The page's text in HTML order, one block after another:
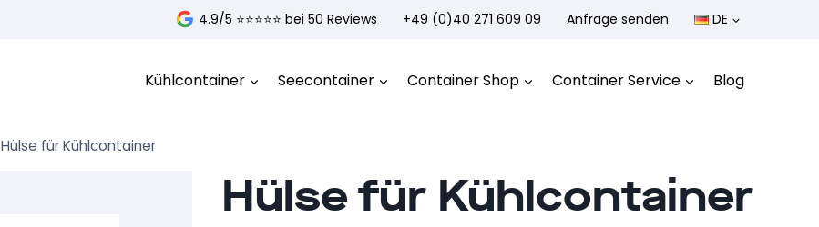
4.9/5 ⭐️⭐️⭐️⭐️⭐️ bei 50 Reviews +49 (0)40 271 609 09 Anfrage senden DE
Kühlcontainer Seecontainer Container Shop Container Service Blog
Hülse für Kühlcontainer
Hülse für Kühlcontainer